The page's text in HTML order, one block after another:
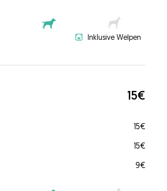
Inklusive Welpen
15€
15€
15€
9€